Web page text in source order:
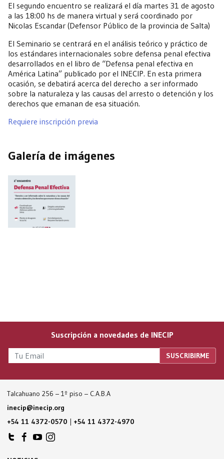
El segundo encuentro se realizará el día martes 31 de agosto
a las 18:00 hs de manera virtual y será coordinado por
Nicolas Escandar (Defensor Público de la provincia de Salta)
El Seminario se centrará en el análisis teórico y práctico de
los estándares internacionales sobre defensa penal efectiva
desarrollados en el libro de “Defensa penal efectiva en
América Latina” publicado por el INECIP. En esta primera
ocasión, se debatirá acerca del derecho a ser informado
sobre la naturaleza y las causas del arresto o detención y los
derechos que emanan de esa situación.
Requiere inscripción previa
Galería de imágenes
Suscripción a novedades de INECIP
Talcahuano 256 – 1º piso – C.A.B.A
inecip@inecip.org
+54 11 4372-0570 | +54 11 4372-4970